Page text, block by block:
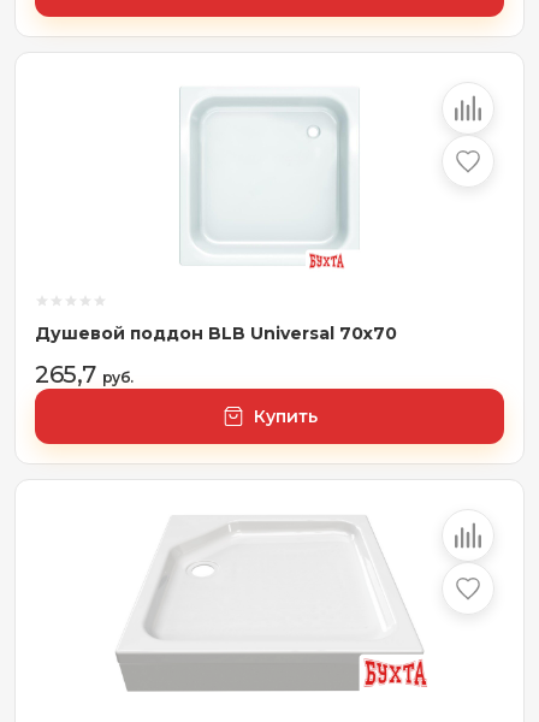
Душевой поддон BLB Universal 70x70
265,7 руб.
Купить